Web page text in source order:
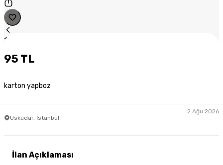
1
95 TL
karton yapboz
Üsküdar, İstanbul
2 Ağu 2026
İlan Açıklaması